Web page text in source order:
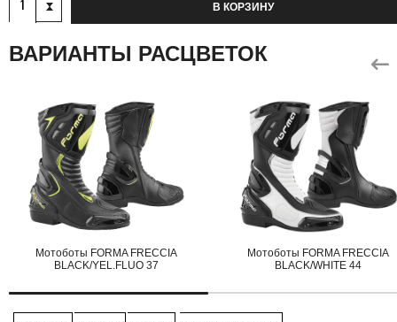
В КОРЗИНУ
ВАРИАНТЫ РАСЦВЕТОК
Мотоботы FORMA FRECCIA
BLACK/YEL.FLUO 37
Мотоботы FORMA FRECCIA
BLACK/WHITE 44